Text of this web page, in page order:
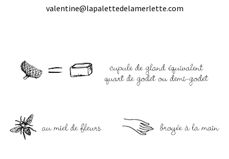
valentine@lapalettedelamerlette.com